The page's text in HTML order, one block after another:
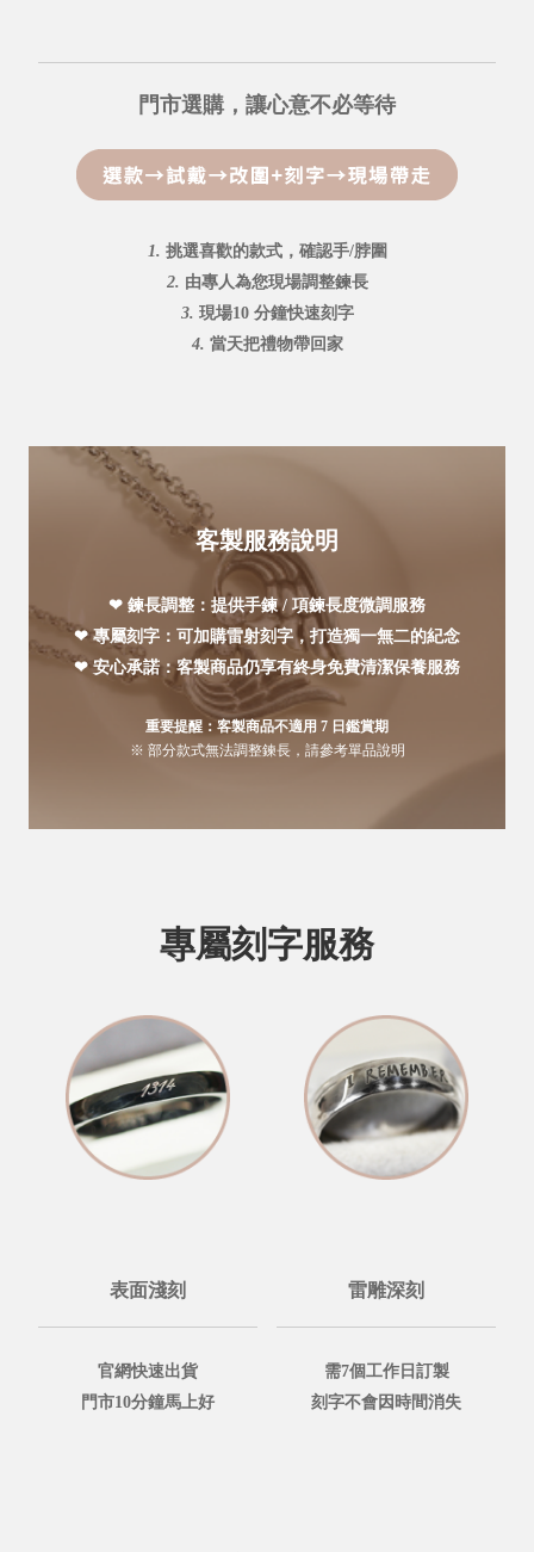
門市選購，讓心意不必等待
1. 挑選喜歡的款式，確認手/脖圍
2. 由專人為您現場調整鍊長
3. 現場10 分鐘快速刻字
4. 當天把禮物帶回家
客製服務說明
❤ 鍊長調整：提供手鍊 / 項鍊長度微調服務
❤ 專屬刻字：可加購雷射刻字，打造獨一無二的紀念
❤ 安心承諾：客製商品仍享有終身免費清潔保養服務
重要提醒：客製商品不適用 7 日鑑賞期
※ 部分款式無法調整鍊長，請參考單品說明
專屬刻字服務
表面淺刻
官網快速出貨
門市10分鐘馬上好
雷雕深刻
需7個工作日訂製
刻字不會因時間消失